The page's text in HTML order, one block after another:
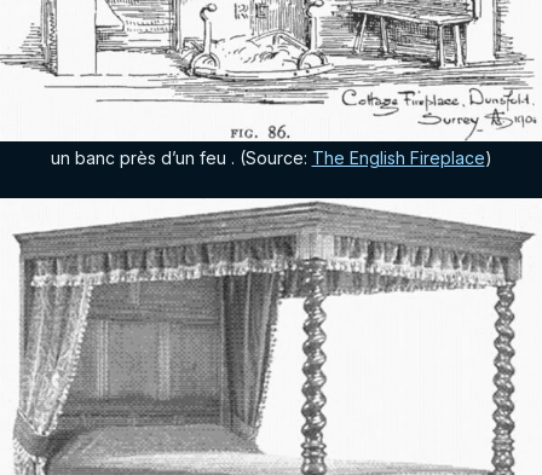
un banc près d’un feu . (Source: The English Fireplace)